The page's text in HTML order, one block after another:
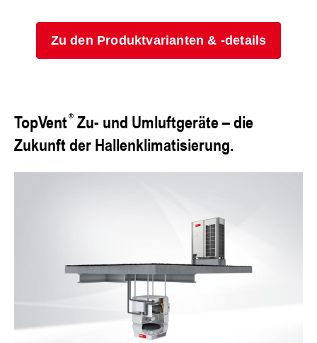
Zu den Produktvarianten & -details
TopVent Zu- und Umluftgeräte – die
Zukunft der Hallenklimatisierung.